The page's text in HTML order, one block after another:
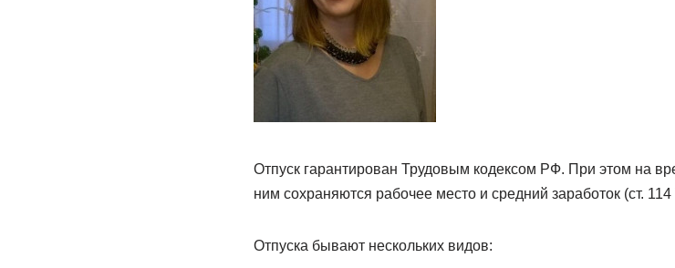
Отпуск гарантирован Трудовым кодексом РФ. При этом на
ним сохраняются рабочее место и средний заработок (ст.
Отпуска бывают нескольких видов: